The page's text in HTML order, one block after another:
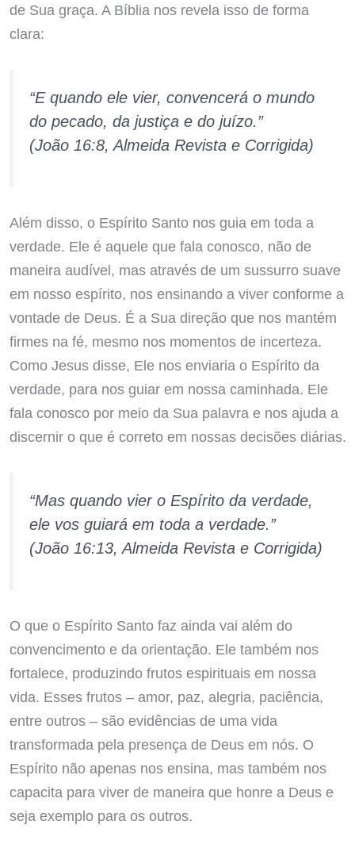
de Sua graça. A Bíblia nos revela isso de forma
clara:
“E quando ele vier, convencerá o mundo
do pecado, da justiça e do juízo.”
(João 16:8, Almeida Revista e Corrigida)
Além disso, o Espírito Santo nos guia em toda a
verdade. Ele é aquele que fala conosco, não de
maneira audível, mas através de um sussurro suave
em nosso espírito, nos ensinando a viver conforme a
vontade de Deus. É a Sua direção que nos mantém
firmes na fé, mesmo nos momentos de incerteza.
Como Jesus disse, Ele nos enviaria o Espírito da
verdade, para nos guiar em nossa caminhada. Ele
fala conosco por meio da Sua palavra e nos ajuda a
discernir o que é correto em nossas decisões diárias.
“Mas quando vier o Espírito da verdade,
ele vos guiará em toda a verdade.”
(João 16:13, Almeida Revista e Corrigida)
O que o Espírito Santo faz ainda vai além do
convencimento e da orientação. Ele também nos
fortalece, produzindo frutos espirituais em nossa
vida. Esses frutos – amor, paz, alegria, paciência,
entre outros – são evidências de uma vida
transformada pela presença de Deus em nós. O
Espírito não apenas nos ensina, mas também nos
capacita para viver de maneira que honre a Deus e
seja exemplo para os outros.